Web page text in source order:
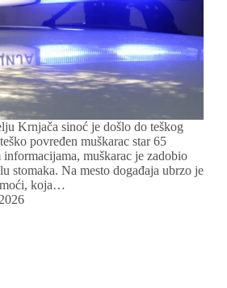
Krnjača sinoć je došlo do teškog
povređen muškarac star 65
muškarac je zadobio
stomaka. Na mesto događaja ubrzo je
koja…